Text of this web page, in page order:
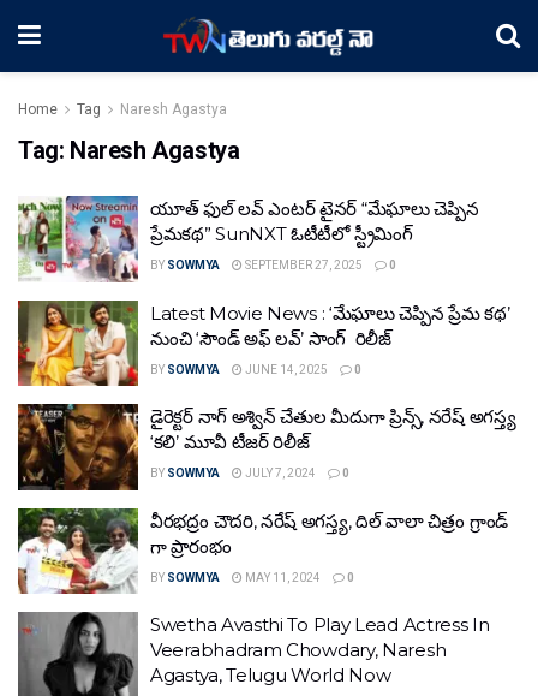
Home Tag Naresh Agastya
Tag: Naresh Agastya
యూత్ ఫుల్ లవ్ ఎంటర్ టైనర్ “మేఘాలు చెప్పిన
ప్రేమకథ” SunNXT ఓటీటీలో స్ట్రీమింగ్
BY SOWMYA SEPTEMBER 27, 2025 0
Latest Movie News : ‘మేఘాలు చెప్పిన ప్రేమ కథ’
నుంచి ‘సౌండ్ అఫ్ లవ్’ సాంగ్ రిలీజ్
BY SOWMYA JUNE 14, 2025 0
డైరెక్టర్ నాగ్ అశ్విన్ చేతుల మీదుగా ప్రిన్స్, నరేష్ అగస్త్య
‘కలి’ మూవీ టీజర్ రిలీజ్
BY SOWMYA JULY 7, 2024 0
వీరభద్రం చౌదరి, నరేష్ అగస్త్య, దిల్ వాలా చిత్రం గ్రాండ్
గా ప్రారంభం
BY SOWMYA MAY 11, 2024 0
Swetha Avasthi To Play Lead Actress In
Veerabhadram Chowdary, Naresh
Agastya, Telugu World Now